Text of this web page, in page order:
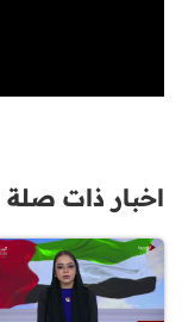
اخبار ذات صلة